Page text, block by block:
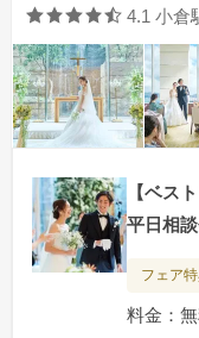
口コミ
4.1 小倉
【ベス
平日相
フェア
料金：